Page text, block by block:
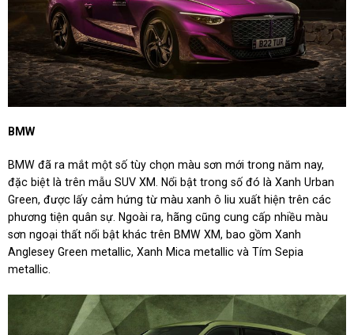
BMW
BMW đã ra mắt một số tùy chọn màu sơn mới trong năm nay,
đặc biệt là trên mẫu SUV XM. Nổi bật trong số đó là Xanh Urban
Green, được lấy cảm hứng từ màu xanh ô liu xuất hiện trên các
phương tiện quân sự. Ngoài ra, hãng cũng cung cấp nhiều màu
sơn ngoại thất nổi bật khác trên BMW XM, bao gồm Xanh
Anglesey Green metallic, Xanh Mica metallic và Tím Sepia
metallic.